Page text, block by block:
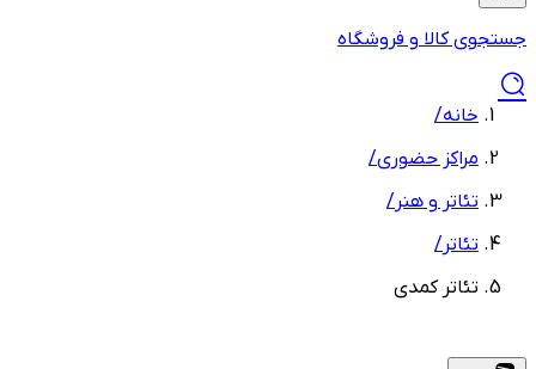
جستجوی کالا و فروشگاه
خانه/
مراکز حضوری/
تئاتر و هنر/
تئاتر/
تئاتر کمدی